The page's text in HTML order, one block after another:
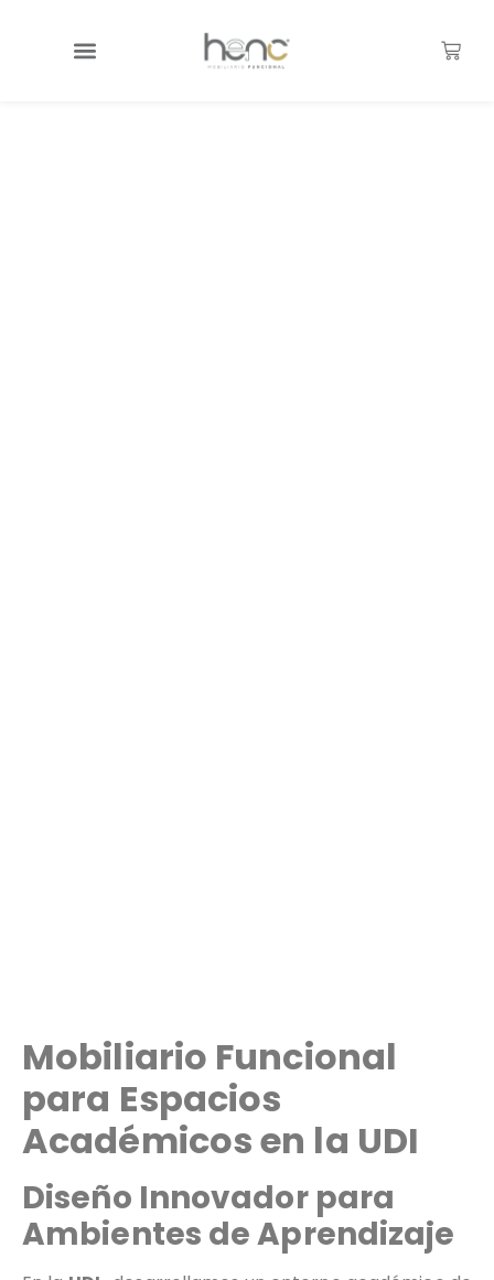
Mobiliario Funcional
para Espacios
Académicos en la UDI
Diseño Innovador para
Ambientes de Aprendizaje